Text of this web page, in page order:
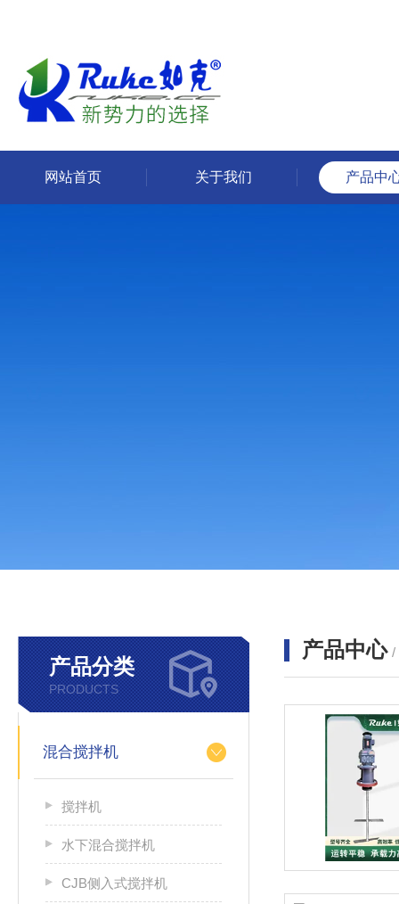
网站首页 关于我们 产品中
产品分类
PRODUCTS
混合搅拌机
搅拌机
水下混合搅拌机
CJB侧入式搅拌机
产品中心 /